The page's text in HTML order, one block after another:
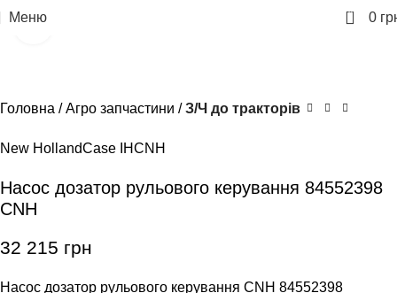
Меню 0 0
Головна Агро запчастини З/Ч до тракторів
New HollandCase IHCNH
Насос дозатор рульового керування 84552398
CNH
32 215 грн
Насос дозатор рульового керування CNH 84552398